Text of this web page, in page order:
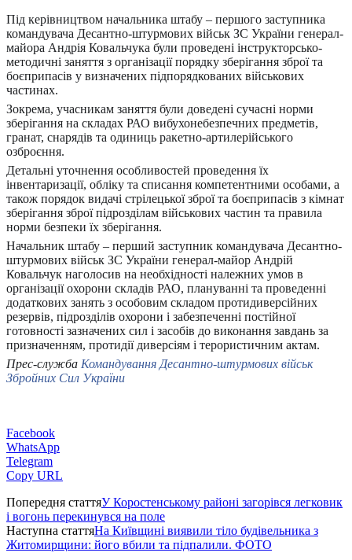
Під керівництвом начальника штабу – першого заступника
командувача Десантно-штурмових військ ЗС України генерал-
майора Андрія Ковальчука були проведені інструкторсько-
методичні заняття з організації порядку зберігання зброї та
боєприпасів у визначених підпорядкованих військових
частинах.
Зокрема, учасникам заняття були доведені сучасні норми
зберігання на складах РАО вибухонебезпечних предметів,
гранат, снарядів та одиниць ракетно-артилерійського
озброєння.
Детальні уточнення особливостей проведення їх
інвентаризації, обліку та списання компетентними особами, а
також порядок видачі стрілецької зброї та боєприпасів з кімнат
зберігання зброї підрозділам військових частин та правила
норми безпеки їх зберігання.
Начальник штабу – перший заступник командувача Десантно-
штурмових військ ЗС України генерал-майор Андрій
Ковальчук наголосив на необхідності належних умов в
організації охорони складів РАО, плануванні та проведенні
додаткових занять з особовим складом протидиверсійних
резервів, підрозділів охорони і забезпеченні постійної
готовності зазначених сил і засобів до виконання завдань за
призначенням, протидії диверсіям і терористичним актам.
Прес-служба Командування Десантно-штурмових військ
Збройних Сил України
Facebook
WhatsApp
Telegram
Copy URL
Попередня статтяУ Коростенському районі загорівся легковик
і вогонь перекинувся на поле
Наступна статтяНа Київщині виявили тіло будівельника з
Житомирщини: його вбили та підпалили. ФОТО